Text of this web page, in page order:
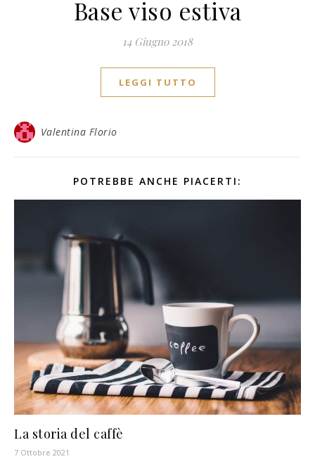
Base viso estiva
14 Giugno 2018
LEGGI TUTTO
Valentina Florio
POTREBBE ANCHE PIACERTI:
La storia del caffè
7 Ottobre 2021